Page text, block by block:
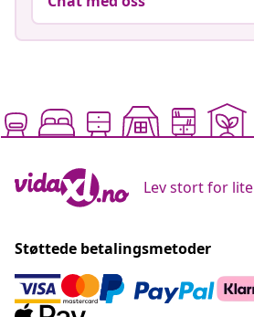
Lev stort for lite
Støttede betalingsmetoder